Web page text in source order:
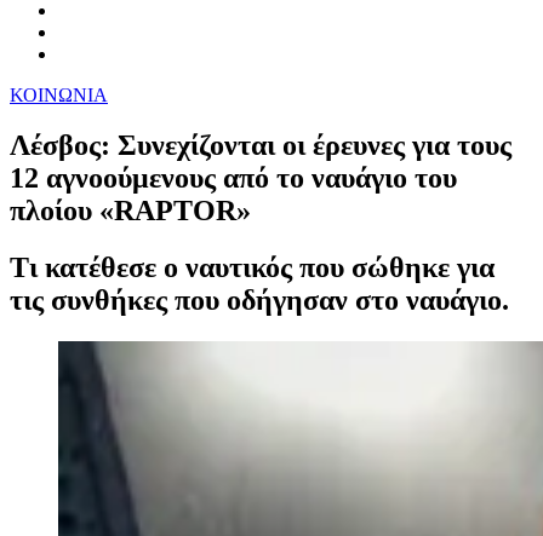
ΚΟΙΝΩΝΙΑ
Λέσβος: Συνεχίζονται οι έρευνες για τους
12 αγνοούμενους από το ναυάγιο του
πλοίου «RAPTOR»
Τι κατέθεσε ο ναυτικός που σώθηκε για
τις συνθήκες που οδήγησαν στο ναυάγιο.